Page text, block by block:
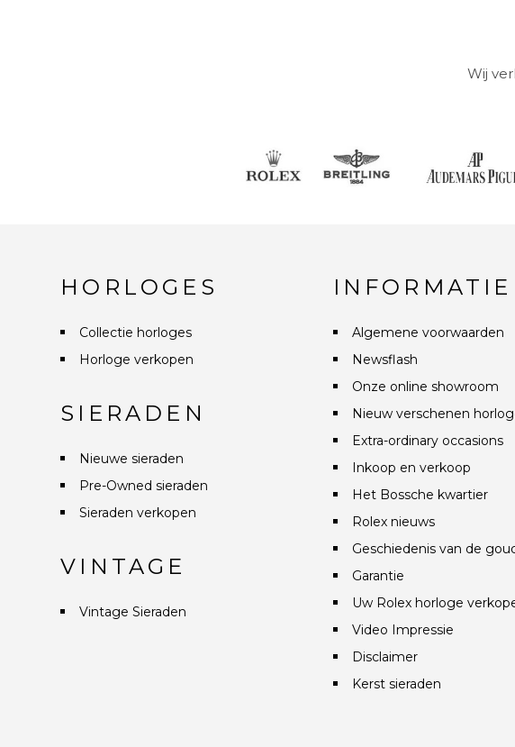
Wij
HORLOGES
Collectie horloges
Horloge verkopen
SIERADEN
Nieuwe sieraden
Pre-Owned sieraden
Sieraden verkopen
VINTAGE
Vintage Sieraden
INFORMATIE
Algemene voorwaarden
Newsflash
Onze online showroom
Nieuw verschenen
Extra-ordinary occasions
Inkoop en verkoop
Het Bossche kwartier
Rolex nieuws
Geschiedenis van de
Garantie
Uw Rolex horloge
Video Impressie
Disclaimer
Kerst sieraden